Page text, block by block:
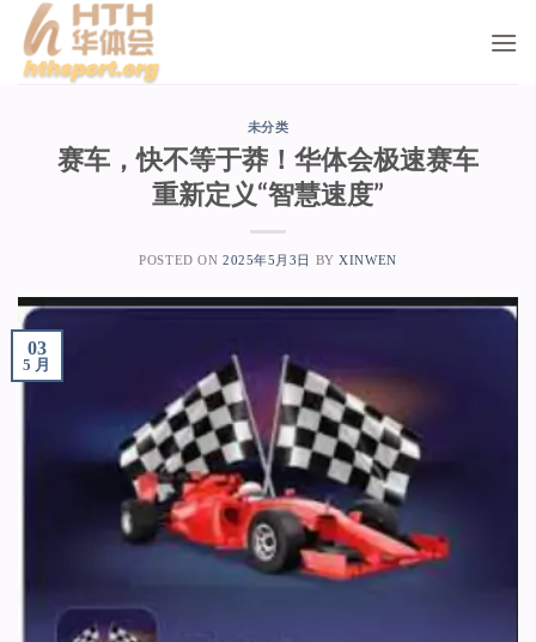
Skip
content
未分类
赛车，快不等于莽！华体会极速赛车
重新定义“智慧速度”
POSTED ON 2025年5月3日 BYXINWEN
03
5 月